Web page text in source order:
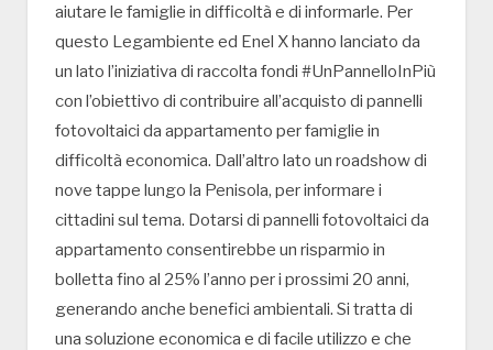
aiutare le famiglie in difficoltà e di informarle. Per
questo Legambiente ed Enel X hanno lanciato da
un lato l’iniziativa di raccolta fondi #UnPannelloInPiù
con l’obiettivo di contribuire all’acquisto di pannelli
fotovoltaici da appartamento per famiglie in
difficoltà economica. Dall’altro lato un roadshow di
nove tappe lungo la Penisola, per informare i
cittadini sul tema. Dotarsi di pannelli fotovoltaici da
appartamento consentirebbe un risparmio in
bolletta fino al 25% l’anno per i prossimi 20 anni,
generando anche benefici ambientali. Si tratta di
una soluzione economica e di facile utilizzo e che